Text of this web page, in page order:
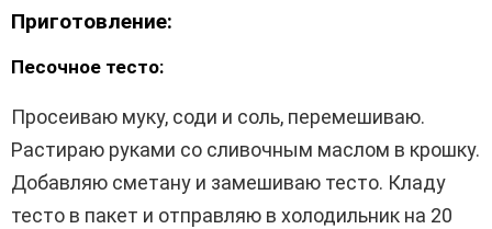
Приготовление:
Песочное тесто:
Просеиваю муку, соди и соль, перемешиваю.
Растираю руками со сливочным маслом в крошку.
Добавляю сметану и замешиваю тесто. Кладу
тесто в пакет и отправляю в холодильник на 20